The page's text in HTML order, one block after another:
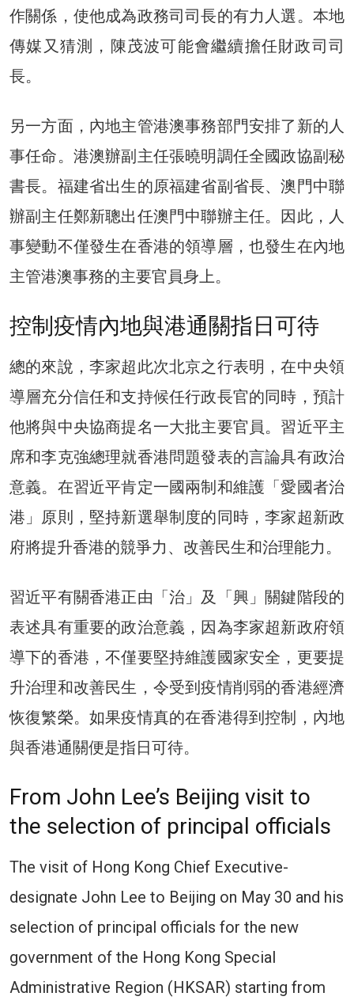
作關係，使他成為政務司司長的有力人選。本地
傳媒又猜測，陳茂波可能會繼續擔任財政司司
長。
另一方面，內地主管港澳事務部門安排了新的人
事任命。港澳辦副主任張曉明調任全國政協副秘
書長。福建省出生的原福建省副省長、澳門中聯
辦副主任鄭新聰出任澳門中聯辦主任。因此，人
事變動不僅發生在香港的領導層，也發生在內地
主管港澳事務的主要官員身上。
控制疫情內地與港通關指日可待
總的來說，李家超此次北京之行表明，在中央領
導層充分信任和支持候任行政長官的同時，預計
他將與中央協商提名一大批主要官員。習近平主
席和李克強總理就香港問題發表的言論具有政治
意義。在習近平肯定一國兩制和維護「愛國者治
港」原則，堅持新選舉制度的同時，李家超新政
府將提升香港的競爭力、改善民生和治理能力。
習近平有關香港正由「治」及「興」關鍵階段的
表述具有重要的政治意義，因為李家超新政府領
導下的香港，不僅要堅持維護國家安全，更要提
升治理和改善民生，令受到疫情削弱的香港經濟
恢復繁榮。如果疫情真的在香港得到控制，內地
與香港通關便是指日可待。
From John Lee’s Beijing visit to
the selection of principal officials
The visit of Hong Kong Chief Executive-
designate John Lee to Beijing on May 30 and his
selection of principal officials for the new
government of the Hong Kong Special
Administrative Region (HKSAR) starting from